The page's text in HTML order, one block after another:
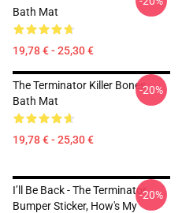
Bath Mat
19,78 € - 25,30 €
The Terminator Killer Bones
Bath Mat
19,78 € - 25,30 €
-20%
I’ll Be Back - The Terminator,
Bumper Sticker, How's My
-20%